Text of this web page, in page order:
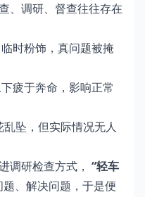
、调研、督查往往存在
时粉饰，真问题被掩
疲于奔命，影响正常
坠，但实际情况无人
调研检查方式， “轻车
题、解决问题，于是便